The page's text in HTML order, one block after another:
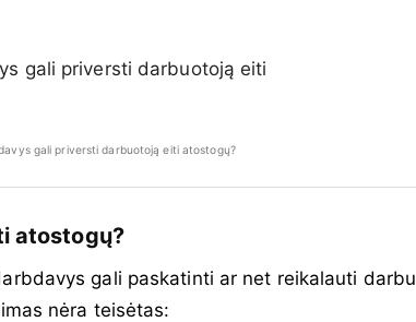
gali priversti darbuotoją eiti atostogų?
atostogų?
gali paskatinti ar net reikalauti
nėra teisėtas: